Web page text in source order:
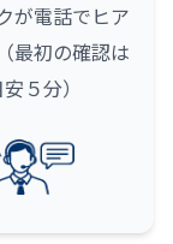
が電話でヒア
最初の確認は
５分）